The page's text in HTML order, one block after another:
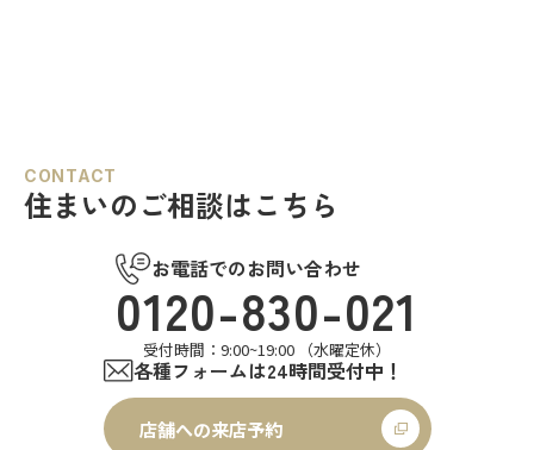
CONTACT
住まいのご相談はこちら
お電話でのお問い合わせ
0120-830-021
受付時間：9:00~19:00 （水曜定休）
各種フォームは24時間受付中！
店舗への来店予約